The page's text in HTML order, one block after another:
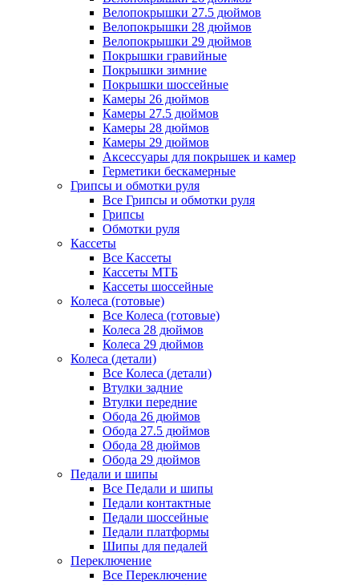
Велопокрышки 27.5 дюймов
Велопокрышки 28 дюймов
Велопокрышки 29 дюймов
Покрышки гравийные
Покрышки зимние
Покрышки шоссейные
Камеры 26 дюймов
Камеры 27.5 дюймов
Камеры 28 дюймов
Камеры 29 дюймов
Аксессуары для покрышек и камер
Герметики бескамерные
Грипсы и обмотки руля
Все Грипсы и обмотки руля
Грипсы
Обмотки руля
Кассеты
Все Кассеты
Кассеты МТБ
Кассеты шоссейные
Колеса (готовые)
Все Колеса (готовые)
Колеса 28 дюймов
Колеса 29 дюймов
Колеса (детали)
Все Колеса (детали)
Втулки задние
Втулки передние
Обода 26 дюймов
Обода 27.5 дюймов
Обода 28 дюймов
Обода 29 дюймов
Педали и шипы
Все Педали и шипы
Педали контактные
Педали шоссейные
Педали платформы
Шипы для педалей
Переключение
Все Переключение